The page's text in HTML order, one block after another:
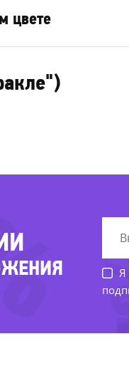
цвете
Я